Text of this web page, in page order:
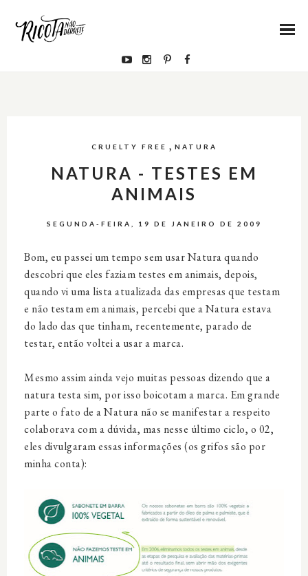
CRUELTY FREE , NATURA
NATURA - TESTES EM
ANIMAIS
SEGUNDA-FEIRA, 19 DE JANEIRO DE 2009
Bom, eu passei um tempo sem usar Natura quando
descobri que eles faziam testes em animais, depois,
quando vi uma lista atualizada das empresas que testam
e não testam em animais, percebi que a Natura estava
do lado das que tinham, recentemente, parado de
testar, então voltei a usar a marca.
Mesmo assim ainda vejo muitas pessoas dizendo que a
natura testa sim, por isso boicotam a marca. Em grande
parte o fato de a Natura não se manifestar a respeito
colaborava com a dúvida, mas nesse último ciclo, o 02,
eles divulgaram essas informações (os grifos são por
minha conta):